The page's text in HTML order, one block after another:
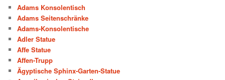
Adams Konsolentisch
Adams Seitenschränke
Adams-Konsolentische
Adler Statue
Affe Statue
Affen-Trupp
Ägyptische Sphinx-Garten-Statue